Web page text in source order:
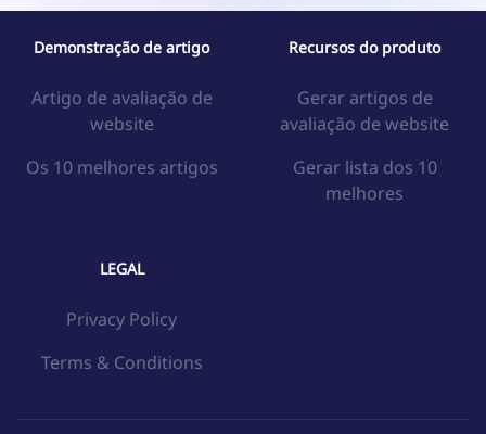
Demonstração de artigo
Artigo de avaliação de
website
Os 10 melhores artigos
Recursos do produto
Gerar artigos de
avaliação de website
Gerar lista dos 10
melhores
LEGAL
Privacy Policy
Terms & Conditions